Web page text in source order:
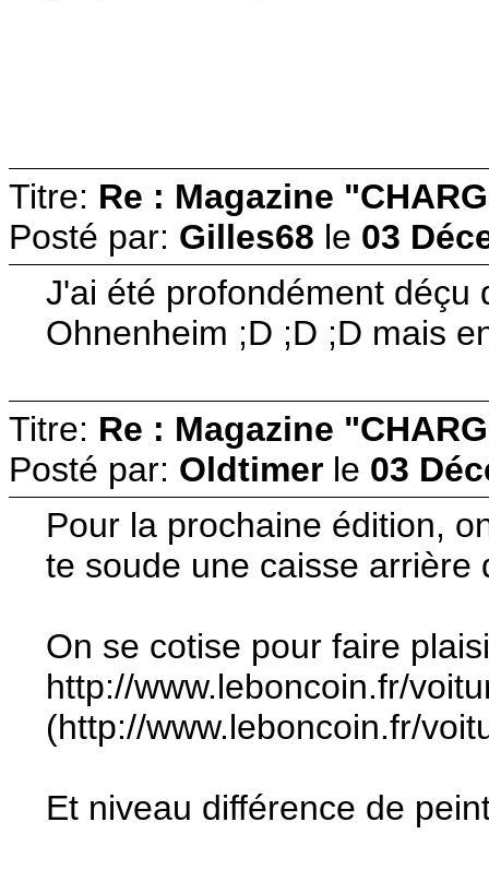
Titre: Re : Magazine
Posté par: Gilles68 le 03
J'ai été profondément déçu
Ohnenheim ;D ;D ;D mais
Titre: Re : Magazine
Posté par: Oldtimer le 03
Pour la prochaine édition,
te soude une caisse arrière
On se cotise pour faire
http://www.leboncoin.fr/
(http://www.leboncoin.fr/
Et niveau différence de